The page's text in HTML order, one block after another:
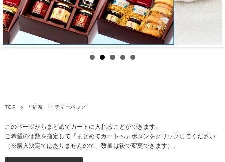
TOP ＊紅茶 ティーバッグ
このページからまとめてカートに入れることができます。
ご希望の個数を指定して「まとめてカートへ」ボタンをクリックしてください
（※購入決定ではありませんので、数量は後で変更できます）。